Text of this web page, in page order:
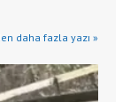
daha fazla yazı »